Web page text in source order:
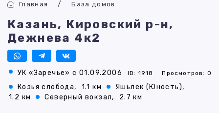
Главная База домов
Казань, Кировский р-н,
Дежнева 4к2
УК «Заречье» с 01.09.2006 ID: 1918 Просмотров: 0
Козья слобода, 1.1 км
Яшьлек (Юность),
1.2 км
Северный вокзал, 2.7 км